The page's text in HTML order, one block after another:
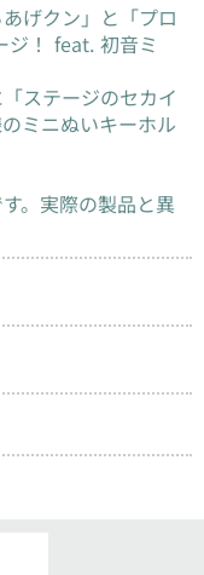
げクン」と「プロ
ジ！ feat. 初音ミ
ステージのセカイ
ミニぬいキーホル
。実際の製品と異